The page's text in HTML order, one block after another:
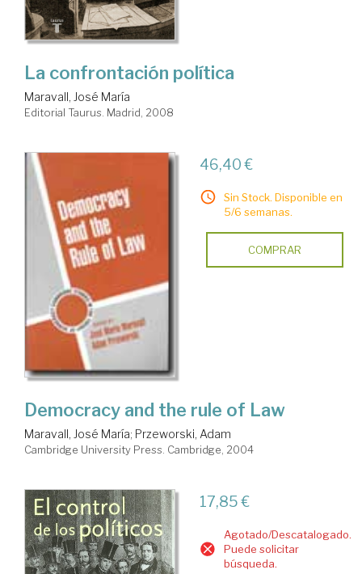
La confrontación política
Maravall, José María
Editorial Taurus. Madrid, 2008
46,40 €
Sin Stock. Disponible en
5/6 semanas.
COMPRAR
Democracy and the rule of Law
Maravall, José María; Przeworski, Adam
Cambridge University Press. Cambridge, 2004
17,85 €
Agotado/Descatalogado.
Puede solicitar
búsqueda.